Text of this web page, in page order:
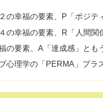
の幸福の要素、P「ポジテ
の幸福の要素、R「人間
の要素、A「達成感」とも
心理学の「PERMA」プラ